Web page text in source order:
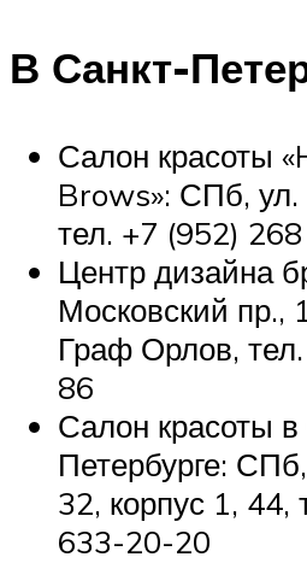
В Санкт-
Салон красоты
Brows»: СПб, ул.
тел. +7 (952)
Центр дизайна
Московский
Граф Орлов,
86
Салон красоты
Петербурге:
32, корпус 1, 44,
633-20-20